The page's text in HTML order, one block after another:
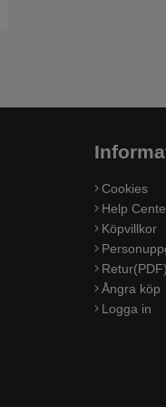
Cookies
Help
Köpvillkor
Retur(PDF)
Ångra köp
Logga in